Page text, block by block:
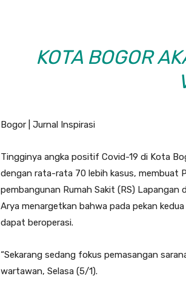
KOTA BOGOR
Bogor | Jurnal Inspirasi
Tingginya angka positif Covid-19 di Kota
dengan rata-rata 70 lebih kasus, membuat
pembangunan Rumah Sakit (RS) Lapangan
Arya menargetkan bahwa pada pekan
dapat beroperasi.
“Sekarang sedang fokus pemasangan
wartawan, Selasa (5/1).